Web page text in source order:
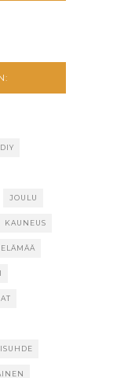
DIY
JOULU
KAUNEUS